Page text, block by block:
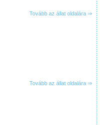
Tovább az állat oldalára ⇒
Tovább az állat oldalára ⇒